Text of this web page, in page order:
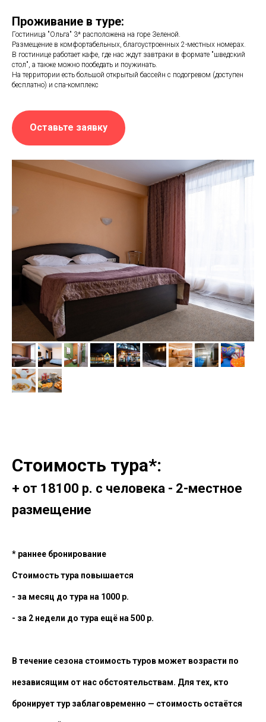
Проживание в туре:
Гостиница "Ольга" 3* расположена на горе Зеленой.
Размещение в комфортабельных, благоустроенных 2-местных номерах.
В гостинице работает кафе, где нас ждут завтраки в формате "шведский
стол", а также можно пообедать и поужинать.
На территории есть большой открытый бассейн с подогревом (доступен
бесплатно) и спа-комплекс
Оставьте заявку
Стоимость тура*:
+ от 18100 р. с человека - 2-местное
размещение
* раннее бронирование
Стоимость тура повышается
- за месяц до тура на 1000 р.
- за 2 недели до тура ещё на 500 р.
В течение сезона стоимость туров может возрасти по
независящим от нас обстоятельствам. Для тех, кто
бронирует тур заблаговременно — стоимость остаётся